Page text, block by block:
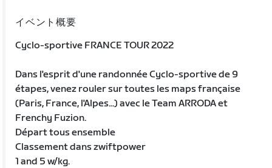
イベント概要
Cyclo-sportive FRANCE TOUR 2022
Dans l'esprit d'une randonnée Cyclo-sportive de 9
étapes, venez rouler sur toutes les maps française
(Paris, France, l'Alpes...) avec le Team ARRODA et
Frenchy Fuzion.
Départ tous ensemble
Classement dans zwiftpower
1 and 5 w/kg.